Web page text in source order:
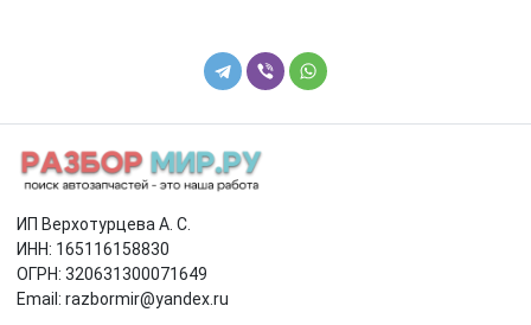
ИП Верхотурцева А. С.
ИНН: 165116158830
ОГРН: 320631300071649
Email: razbormir@yandex.ru